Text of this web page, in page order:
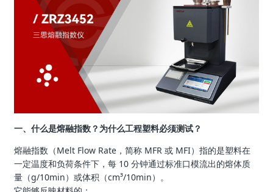
一、什么是熔融指数？为什么工程塑料必须测试？
熔融指数（Melt Flow Rate，简称 MFR 或 MFI）指的是塑料在
一定温度和负荷条件下，每 10 分钟通过标准口模流出的熔体质
量（g/10min）或体积（cm³/10min）。